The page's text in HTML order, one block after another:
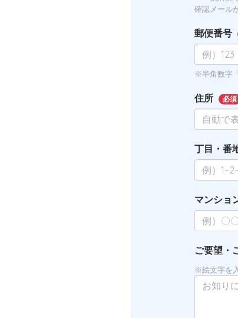
確認メール
郵便番号
※半角数字
住所 必須
丁目・番
マンショ
ご要望・
※絵文字を